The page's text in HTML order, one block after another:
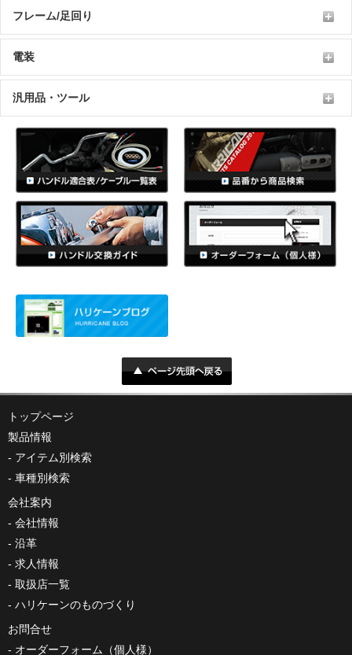
フレーム/足回り
電装
汎用品・ツール
トップページ
製品情報
アイテム別検索
車種別検索
会社案内
会社情報
沿革
求人情報
取扱店一覧
ハリケーンのものづくり
お問合せ
オーダーフォーム（個人様）